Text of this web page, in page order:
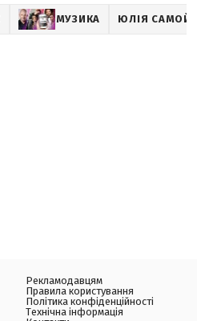
МУЗИКА ЮЛІЯ
Рекламодавцям
Правила користування
Політика конфіденційності
Технічна інформація